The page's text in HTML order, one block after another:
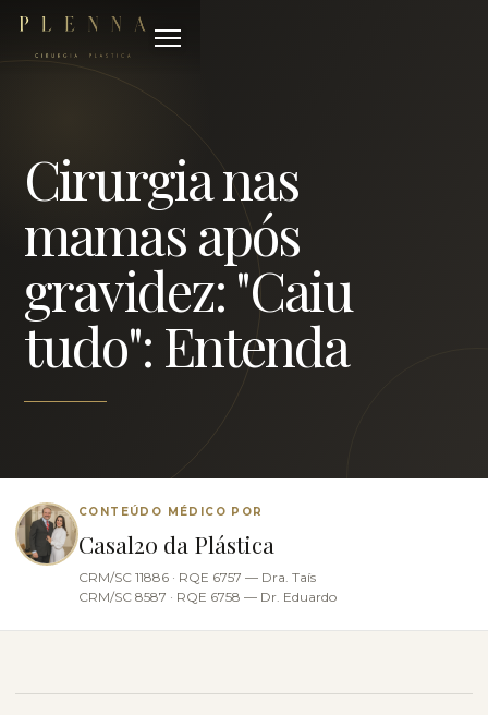
Cirurgia nas
mamas após
gravidez: "Caiu
tudo": Entenda
CONTEÚDO MÉDICO POR
Casal20 da Plástica
CRM/SC 11886 · RQE 6757 — Dra. Taís
CRM/SC 8587 · RQE 6758 — Dr. Eduardo